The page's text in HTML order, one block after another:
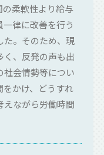
の柔軟性より給与
律に改善を行う
た。そのため、現
く、反発の声も出
社会情勢等につい
かけ、どうすれ
えながら労働時間